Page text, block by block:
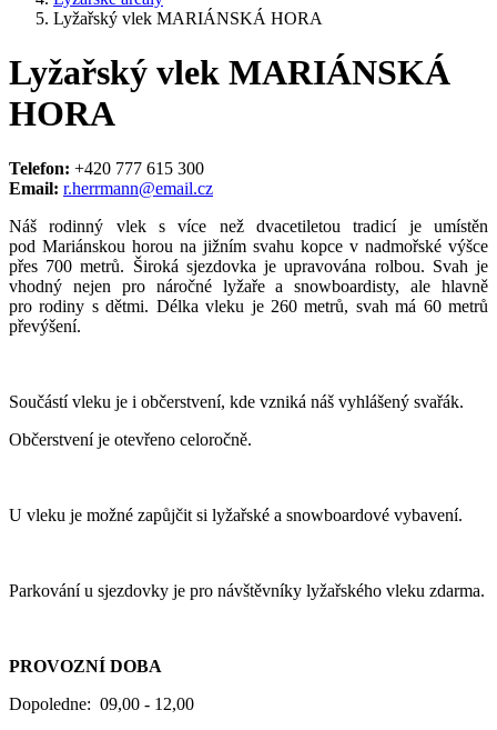
Lyžařský vlek MARIÁNSKÁ HORA
Lyžařský vlek MARIÁNSKÁ
HORA
Telefon: +420 777 615 300
Email: r.herrmann@email.cz
Náš rodinný vlek s více než dvacetiletou tradicí je umístěn
pod Mariánskou horou na jižním svahu kopce v nadmořské výšce
přes 700 metrů. Široká sjezdovka je upravována rolbou. Svah je
vhodný nejen pro náročné lyžaře a snowboardisty, ale hlavně
pro rodiny s dětmi. Délka vleku je 260 metrů, svah má 60 metrů
převýšení.
Součástí vleku je i občerstvení, kde vzniká náš vyhlášený svařák.
Občerstvení je otevřeno celoročně.
U vleku je možné zapůjčit si lyžařské a snowboardové vybavení.
Parkování u sjezdovky je pro návštěvníky lyžařského vleku zdarma.
PROVOZNÍ DOBA
Dopoledne: 09,00 - 12,00